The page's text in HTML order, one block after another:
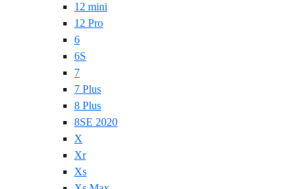
12 mini
12 Pro
6
6S
7
7 Plus
8 Plus
8SE 2020
X
Xr
Xs